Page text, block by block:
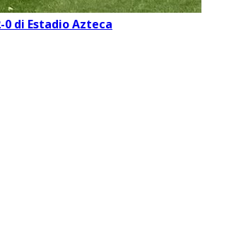
di Estadio Azteca